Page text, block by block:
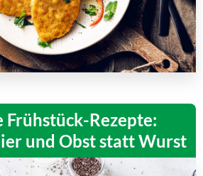
Frühstück-Rezepte:
und Obst statt Wurst